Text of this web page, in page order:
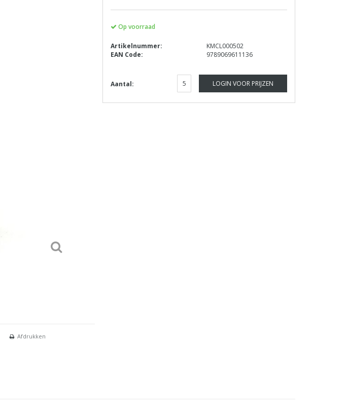
Afdrukken
Op voorraad
Artikelnummer:
KMCL000502
EAN Code:
9789069611136
Aantal: LOGIN VOOR PRIJZEN